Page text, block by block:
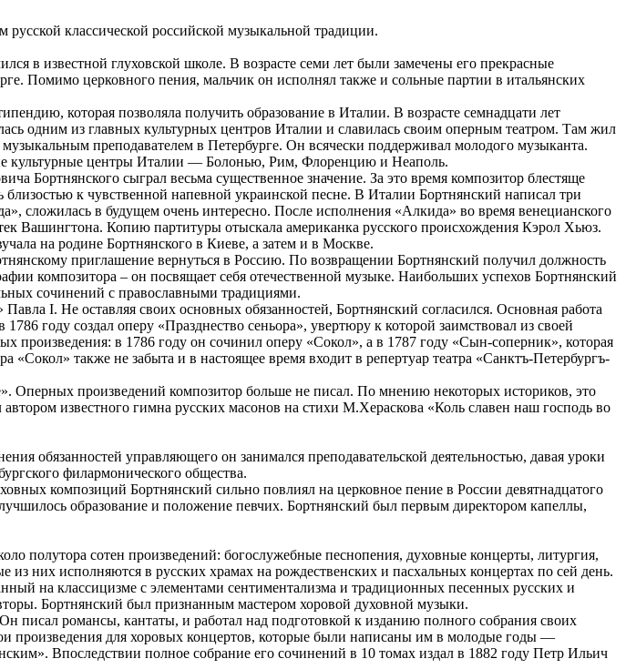
классической российской музыкальной традиции.
в известной глуховской школе. В возрасте семи лет были замечены его прекрасные
Помимо церковного пения, мальчик он исполнял также и сольные партии в итальянских
которая позволяла получить образование в Италии. В возрасте семнадцати лет
одним из главных культурных центров Италии и славилась своим оперным театром. Там жил
преподавателем в Петербурге. Он всячески поддерживал молодого музыканта.
культурные центры Италии — Болонью, Рим, Флоренцию и Неаполь.
Бортнянского сыграл весьма существенное значение. За это время композитор блестяще
к чувственной напевной украинской песне. В Италии Бортнянский написал три
в будущем очень интересно. После исполнения «Алкида» во время венецианского
Вашингтона. Копию партитуры отыскала американка русского происхождения Кэрол Хьюз.
на родине Бортнянского в Киеве, а затем и в Москве.
приглашение вернуться в Россию. По возвращении Бортнянский получил должность
композитора – он посвящает себя отечественной музыке. Наибольших успехов Бортнянский
сочинений с православными традициями.
I. Не оставляя своих основных обязанностей, Бортнянский согласился. Основная работа
году создал оперу «Празднество сеньора», увертюру к которой заимствовал из своей
в 1786 году он сочинил оперу «Сокол», а в 1787 году «Сын-соперник», которая
также не забыта и в настоящее время входит в репертуар театра «Санктъ-Петербургъ-
Оперных произведений композитор больше не писал. По мнению некоторых историков, это
известного гимна русских масонов на стихи М.Хераскова «Коль славен наш господь во
обязанностей управляющего он занимался преподавательской деятельностью, давая уроки
филармонического общества.
композиций Бортнянский сильно повлиял на церковное пение в России девятнадцатого
образование и положение певчих. Бортнянский был первым директором капеллы,
полутора сотен произведений: богослужебные песнопения, духовные концерты, литургия,
них исполняются в русских храмах на рождественских и пасхальных концертах по сей день.
на классицизме с элементами сентиментализма и традиционных песенных русских и
Бортнянский был признанным мастером хоровой духовной музыки.
писал романсы, кантаты, и работал над подготовкой к изданию полного собрания своих
произведения для хоровых концертов, которые были написаны им в молодые годы —
Впоследствии полное собрание его сочинений в 10 томах издал в 1882 году Петр Ильич